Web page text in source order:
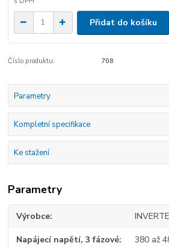
Přidat do košíku
Číslo produktu: 708
Kompletní specifikace
Parametry
Ke stažení
Parametry
Výrobce
Napájecí napětí, 3 fázové 380 až